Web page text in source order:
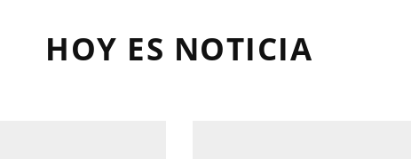
HOY ES NOTICIA